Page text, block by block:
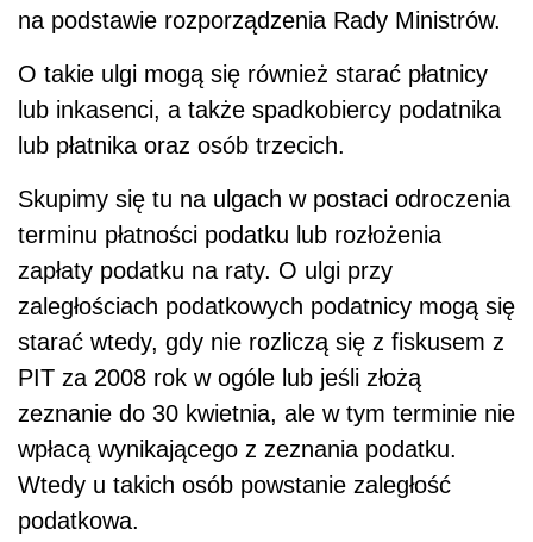
na podstawie rozporządzenia Rady Ministrów.
O takie ulgi mogą się również starać płatnicy
lub inkasenci, a także spadkobiercy podatnika
lub płatnika oraz osób trzecich.
Skupimy się tu na ulgach w postaci odroczenia
terminu płatności podatku lub rozłożenia
zapłaty podatku na raty. O ulgi przy
zaległościach podatkowych podatnicy mogą się
starać wtedy, gdy nie rozliczą się z fiskusem z
PIT za 2008 rok w ogóle lub jeśli złożą
zeznanie do 30 kwietnia, ale w tym terminie nie
wpłacą wynikającego z zeznania podatku.
Wtedy u takich osób powstanie zaległość
podatkowa.